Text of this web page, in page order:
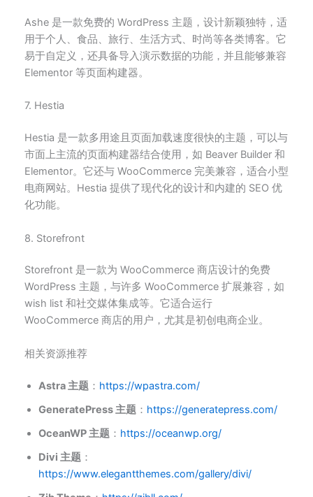
Ashe 是一款免费的 WordPress 主题，设计新颖独特，适
用于个人、食品、旅行、生活方式、时尚等各类博客。它
易于自定义，还具备导入演示数据的功能，并且能够兼容
Elementor 等页面构建器。
7. Hestia
Hestia 是一款多用途且页面加载速度很快的主题，可以与
市面上主流的页面构建器结合使用，如 Beaver Builder 和
Elementor。它还与 WooCommerce 完美兼容，适合小型
电商网站。Hestia 提供了现代化的设计和内建的 SEO 优
化功能。
8. Storefront
Storefront 是一款为 WooCommerce 商店设计的免费
WordPress 主题，与许多 WooCommerce 扩展兼容，如
wish list 和社交媒体集成等。它适合运行
WooCommerce 商店的用户，尤其是初创电商企业。
相关资源推荐
Astra 主题： https://wpastra.com/
GeneratePress 主题： https://generatepress.com/
OceanWP 主题： https://oceanwp.org/
Divi 主题：
https://www.elegantthemes.com/gallery/divi/